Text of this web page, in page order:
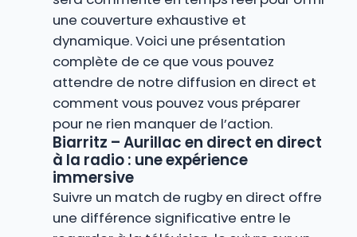
une couverture exhaustive et
dynamique. Voici une présentation
complète de ce que vous pouvez
attendre de notre diffusion en direct et
comment vous pouvez vous préparer
pour ne rien manquer de l’action.
Biarritz – Aurillac en direct en direct
à la radio : une expérience
immersive
Suivre un match de rugby en direct offre
une différence significative entre le